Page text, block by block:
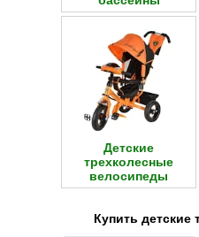
Детские
трехколесные
велосипеды
Купить